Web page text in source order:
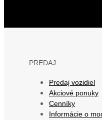
PREDAJ
Predaj vozidiel
Akciové ponuky
Cenníky
Informácie o